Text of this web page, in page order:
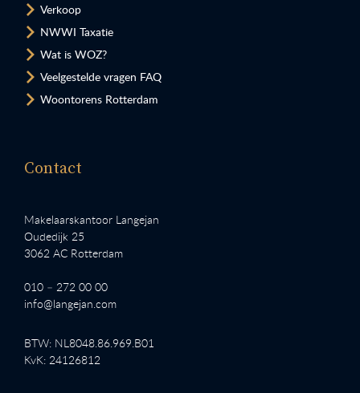
Verkoop
NWWI Taxatie
Wat is WOZ?
Veelgestelde vragen FAQ
Woontorens Rotterdam
Contact
Makelaarskantoor Langejan
Oudedijk 25
3062 AC Rotterdam
010 – 272 00 00
info@langejan.com
BTW: NL8048.86.969.B01
KvK: 24126812